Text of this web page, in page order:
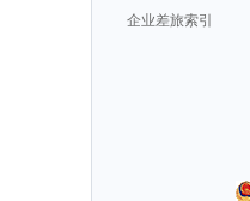
企业差旅索引